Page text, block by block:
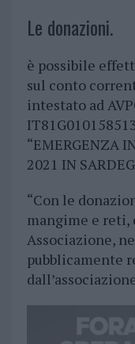
Le donazioni.
è possibile
sul conto
intestato ad
“EMERGENZA
2021 IN
“Con le
mangime e reti,
Associazione,
pubblicamente